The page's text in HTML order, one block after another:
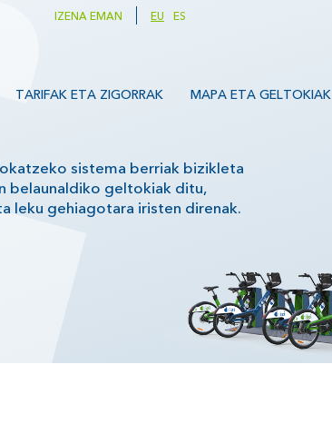
TARIFAK ETA ZIGORRAK MAPA ETA GELTOKIAK
IZENA EMAN EU ES
sistema berriak bizikleta
belaunaldiko geltokiak ditu,
leku gehiagotara iristen direnak.